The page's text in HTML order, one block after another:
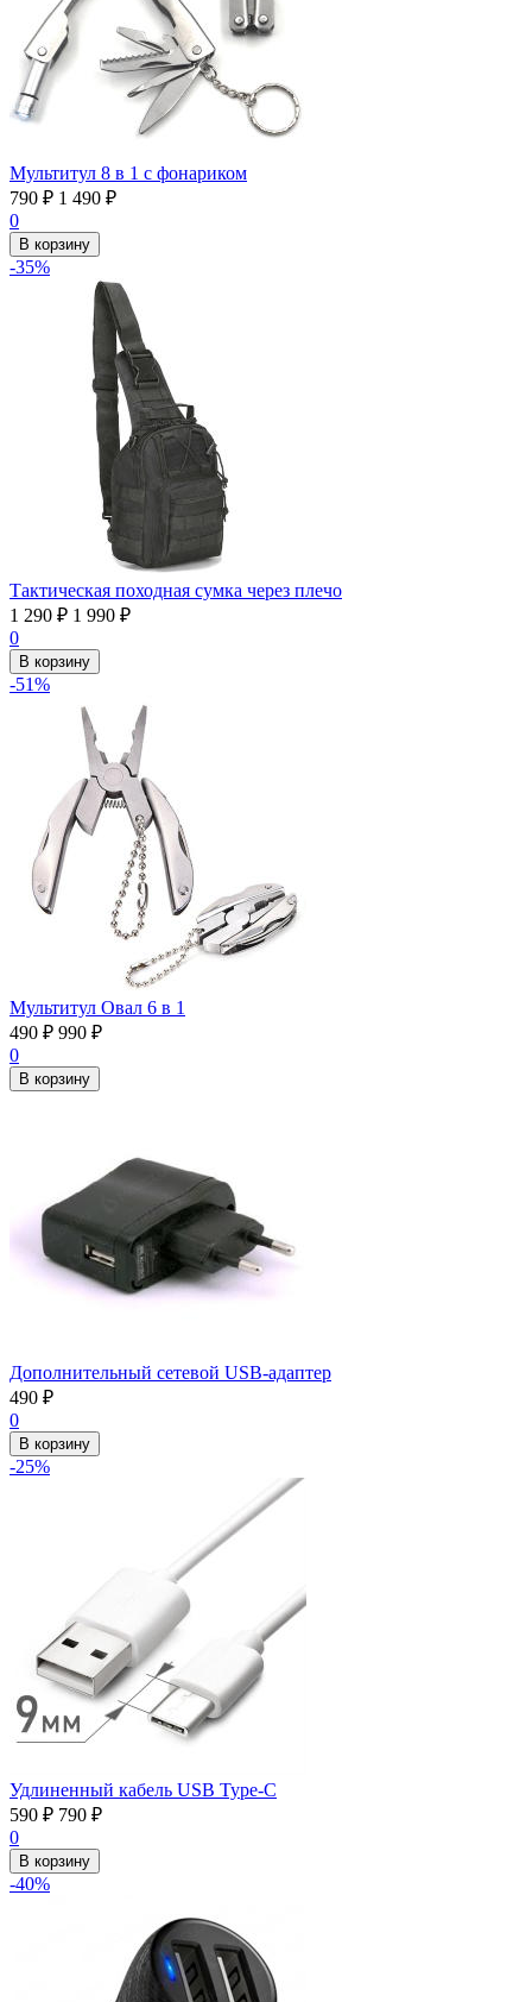
Мультитул 8 в 1 с фонариком
790 ₽ 1 490 ₽
0
В корзину
-35%
Тактическая походная сумка через плечо
1 290 ₽ 1 990 ₽
0
В корзину
-51%
Мультитул Овал 6 в 1
490 ₽ 990 ₽
0
В корзину
Дополнительный сетевой USB-адаптер
490 ₽
0
В корзину
-25%
Удлиненный кабель USB Type-C
590 ₽ 790 ₽
0
В корзину
-40%